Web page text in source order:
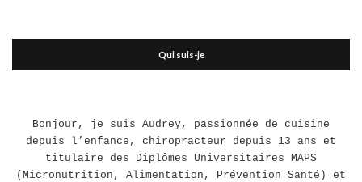
Qui suis-je
Bonjour, je suis Audrey, passionnée de cuisine
depuis l’enfance, chiropracteur depuis 13 ans et
titulaire des Diplômes Universitaires MAPS
(Micronutrition, Alimentation, Prévention Santé) et